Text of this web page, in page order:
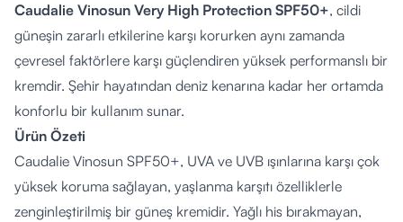
Caudalie Vinosun Very High Protection SPF50+, cildi
güneşin zararlı etkilerine karşı korurken aynı zamanda
çevresel faktörlere karşı güçlendiren yüksek performanslı bir
kremdir. Şehir hayatından deniz kenarına kadar her ortamda
konforlu bir kullanım sunar.
Ürün Özeti
Caudalie Vinosun SPF50+, UVA ve UVB ışınlarına karşı çok
yüksek koruma sağlayan, yaşlanma karşıtı özelliklerle
zenginleştirilmiş bir güneş kremidir. Yağlı his bırakmayan,